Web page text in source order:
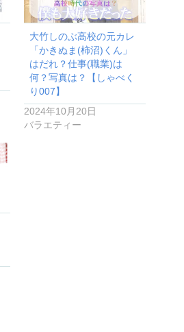
大竹しのぶ高校の元カレ
「かきぬま(柿沼)くん」
はだれ？仕事(職業)は
何？写真は？【しゃべく
り007】
2024年10月20日
バラエティー